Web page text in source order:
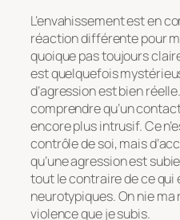
L’envahissement est en
réaction différente pour
quoique pas toujours
est quelquefois
d’agression est bien
comprendre qu’un
encore plus intrusif. Ce
contrôle de soi, mais
qu’une agression est
tout le contraire de ce qui
neurotypiques. On nie
violence que je subis.